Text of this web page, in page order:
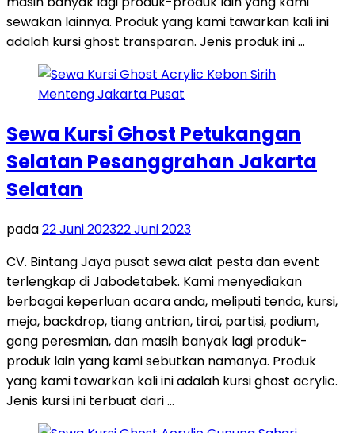
sewakan lainnya. Produk yang kami tawarkan kali ini
adalah kursi ghost transparan. Jenis produk ini …
Sewa Kursi Ghost Petukangan
Selatan Pesanggrahan Jakarta
Selatan
pada22 Juni 202322 Juni 2023
CV. Bintang Jaya pusat sewa alat pesta dan event
terlengkap di Jabodetabek. Kami menyediakan
berbagai keperluan acara anda, meliputi tenda, kursi,
meja, backdrop, tiang antrian, tirai, partisi, podium,
gong peresmian, dan masih banyak lagi produk-
produk lain yang kami sebutkan namanya. Produk
yang kami tawarkan kali ini adalah kursi ghost acrylic.
Jenis kursi ini terbuat dari …